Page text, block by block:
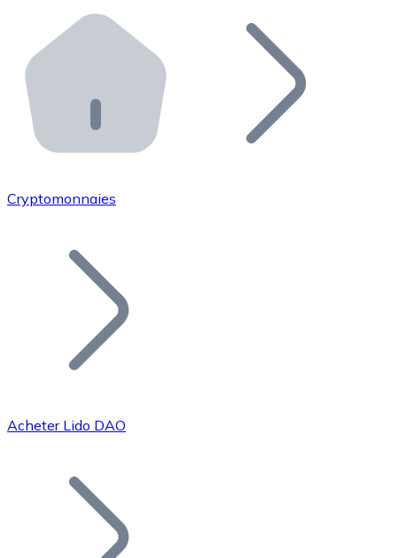
Distributeurs automatiques Bitnovo
Intégrez un ATM Bitnovo dans votre entreprise et
API Bitnovo
Intégrez notre API dans votre écosystème.
Rejoignez notre réseau de distributeurs et
Ajoutez le token de votre projet à notre service
Bitcoin
Cryptomonnaies
Acheter Lido DAO